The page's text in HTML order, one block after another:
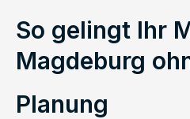
So gelingt Ihr
Magdeburg
Planung